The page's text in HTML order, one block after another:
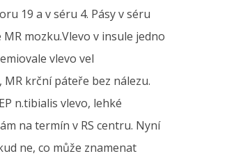
19 a v séru 4. Pásy v séru
mozku.Vlevo v insule jedno
vlevo vel
krční páteře bez nálezu.
n.tibialis vlevo, lehké
na termín v RS centru. Nyní
ne, co může znamenat